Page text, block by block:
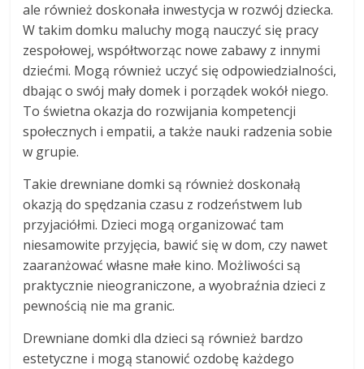
ale również doskonała inwestycja w rozwój dziecka.
W takim domku maluchy mogą nauczyć się pracy
zespołowej, współtworząc nowe zabawy z innymi
dziećmi. Mogą również uczyć się odpowiedzialności,
dbając o swój mały domek i porządek wokół niego.
To świetna okazja do rozwijania kompetencji
społecznych i empatii, a także nauki radzenia sobie
w grupie.
Takie drewniane domki są również doskonałą
okazją do spędzania czasu z rodzeństwem lub
przyjaciółmi. Dzieci mogą organizować tam
niesamowite przyjęcia, bawić się w dom, czy nawet
zaaranżować własne małe kino. Możliwości są
praktycznie nieograniczone, a wyobraźnia dzieci z
pewnością nie ma granic.
Drewniane domki dla dzieci są również bardzo
estetyczne i mogą stanowić ozdobę każdego